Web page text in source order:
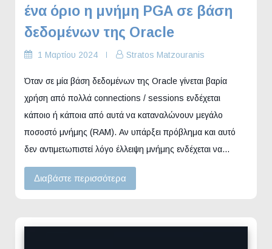
ένα όριο η μνήμη PGA σε βάση
δεδομένων της Oracle
1 Μαρτίου 2024 Stratos Matzouranis
Όταν σε μία βάση δεδομένων της Oracle γίνεται βαρία
χρήση από πολλά connections / sessions ενδέχεται
κάποιο ή κάποια από αυτά να καταναλώνουν μεγάλο
ποσοστό μνήμης (RAM). Αν υπάρξει πρόβλημα και αυτό
δεν αντιμετωπιστεί λόγο έλλειψη μνήμης ενδέχεται να…
Διαβάστε περισσότερα